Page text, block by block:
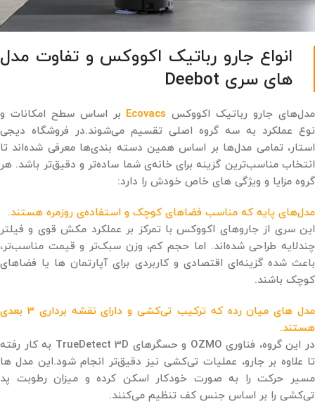
انواع جارو رباتیک اکووکس و تفاوت مدل
‌های سری Deebot
مدل‌های جارو رباتیک اکووکس Ecovacs بر اساس سطح امکانات و
نوع عملکرد به سه گروه اصلی تقسیم می‌شوند.در فروشگاه دیجی
‌استار، تمامی مدل‌ها بر اساس همین دسته ‌بندی‌ها معرفی شده‌اند تا
انتخاب مناسب‌ترین گزینه برای خانه‌ی شما ساده‌تر و دقیق‌تر باشد. هر
گروه مزایا و ویژگی ‌های خاص خودش را دارد:
مدل‌های پایه که مناسب فضاهای کوچک و استفاده‌ی روزمره هستند.
این سری از جاروهای اکووکس با تمرکز بر عملکرد مکش قوی و فیلتر
چندلایه طراحی شده‌اند. اما حجم کم، وزن سبک‌تر و قیمت مناسب‌تر،
باعث شده گزینه‌ای اقتصادی و کاربردی برای آپارتمان ‌ها یا فضاهای
کوچک باشند.
مدل ‌های میان‌ رده که ترکیب تی‌کشی و دارای نقشه ‌برداری 3 بعدی
هستند.
در این گروه، فناوری OZMO و حسگرهای TrueDetect 3D به ‌کار رفته
تا علاوه بر جارو، عملیات تی‌کشی نیز دقیق‌تر انجام شود.این مدل‌ ها
مسیر حرکت را به ‌صورت خودکار اسکن کرده و میزان رطوبت پد
تی‌کشی را بر اساس جنس کف تنظیم می‌کنند.